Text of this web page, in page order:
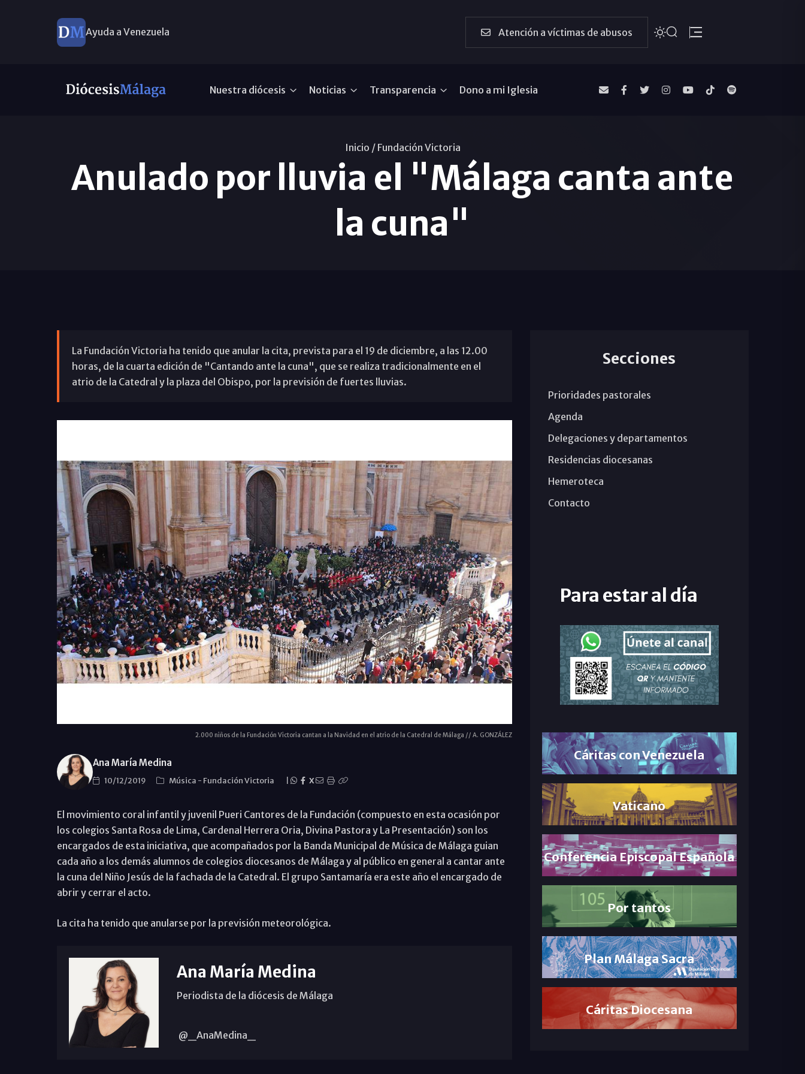
Ayuda a Venezuela Atención a víctimas de abusos
Nuestra diócesis Noticias Transparencia Dono a mi Iglesia
Inicio / Fundación Victoria
Anulado por lluvia el "Málaga canta ante
la cuna"
La Fundación Victoria ha tenido que anular la cita, prevista para el 19 de diciembre, a las 12.00
horas, de la cuarta edición de "Cantando ante la cuna", que se realiza tradicionalmente en el
atrio de la Catedral y la plaza del Obispo, por la previsión de fuertes lluvias.
2.000 niños de la Fundación Victoria cantan a la Navidad en el atrio de la Catedral de Málaga // A. GONZÁLEZ
Ana María Medina
10/12/2019 Música - Fundación Victoria X
El movimiento coral infantil y juvenil Pueri Cantores de la Fundación (compuesto en esta ocasión por
los colegios Santa Rosa de Lima, Cardenal Herrera Oria, Divina Pastora y La Presentación) son los
encargados de esta iniciativa, que acompañados por la Banda Municipal de Música de Málaga guian
cada año a los demás alumnos de colegios diocesanos de Málaga y al público en general a cantar ante
la cuna del Niño Jesús de la fachada de la Catedral. El grupo Santamaría era este año el encargado de
abrir y cerrar el acto.
La cita ha tenido que anularse por la previsión meteorológica.
Ana María Medina
Periodista de la diócesis de Málaga
@_AnaMedina_
Secciones
Prioridades pastorales
Agenda
Delegaciones y departamentos
Residencias diocesanas
Hemeroteca
Contacto
Para estar al día
Cáritas con Venezuela
Vaticano
Conferencia Episcopal Española
Por tantos
Plan Málaga Sacra
Cáritas Diocesana